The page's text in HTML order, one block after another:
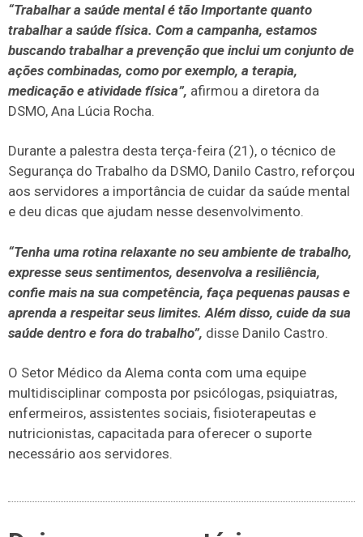
“Trabalhar a saúde mental é tão Importante quanto
trabalhar a saúde física. Com a campanha, estamos
buscando trabalhar a prevenção que inclui um conjunto de
ações combinadas, como por exemplo, a terapia,
medicação e atividade física”, afirmou a diretora da
DSMO, Ana Lúcia Rocha.
Durante a palestra desta terça-feira (21), o técnico de
Segurança do Trabalho da DSMO, Danilo Castro, reforçou
aos servidores a importância de cuidar da saúde mental
e deu dicas que ajudam nesse desenvolvimento.
“Tenha uma rotina relaxante no seu ambiente de trabalho,
expresse seus sentimentos, desenvolva a resiliência,
confie mais na sua competência, faça pequenas pausas e
aprenda a respeitar seus limites. Além disso, cuide da sua
saúde dentro e fora do trabalho”, disse Danilo Castro.
O Setor Médico da Alema conta com uma equipe
multidisciplinar composta por psicólogas, psiquiatras,
enfermeiros, assistentes sociais, fisioterapeutas e
nutricionistas, capacitada para oferecer o suporte
necessário aos servidores.